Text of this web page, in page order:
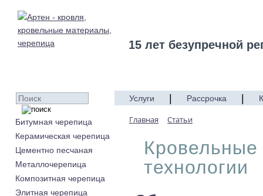
15 лет безупречной
Битумная черепица
Керамическая черепица
Цементно песчаная
Металлочерепица
Композитная черепица
Элитная черепица
Услуги Рассрочка
Главная Статьи
технологии